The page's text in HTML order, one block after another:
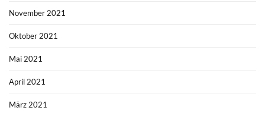
November 2021
Oktober 2021
Mai 2021
April 2021
März 2021